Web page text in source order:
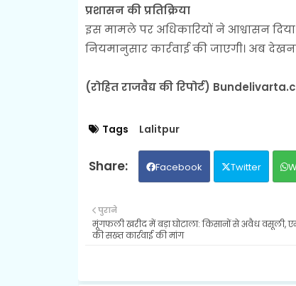
प्रशासन की प्रतिक्रिया
इस मामले पर अधिकारियों ने आश्वासन
नियमानुसार कार्रवाई की जाएगी। अब
(रोहित राजवैद्य की रिपोर्ट)
Tags Lalitpur
Facebook Twitter
पुराने
मूंगफली खरीद में बड़ा घोटाला: किसानों से अवैध वसूली,
की सख्त कार्रवाई की मांग